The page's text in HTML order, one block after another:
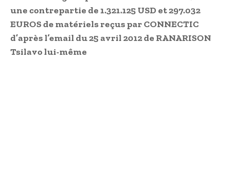
une contrepartie de 1.321.125 USD et 297.032
EUROS de matériels reçus par CONNECTIC
d’après l’email du 25 avril 2012 de RANARISON
Tsilavo lui-même